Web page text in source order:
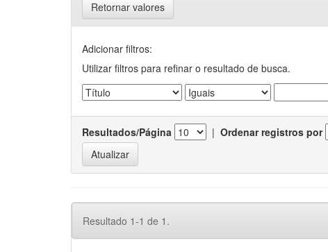
Retornar valores
Adicionar filtros:
Utilizar filtros para refinar o resultado de busca.
Resultados/Página | Ordenar registros por
Resultado 1-1 de 1.